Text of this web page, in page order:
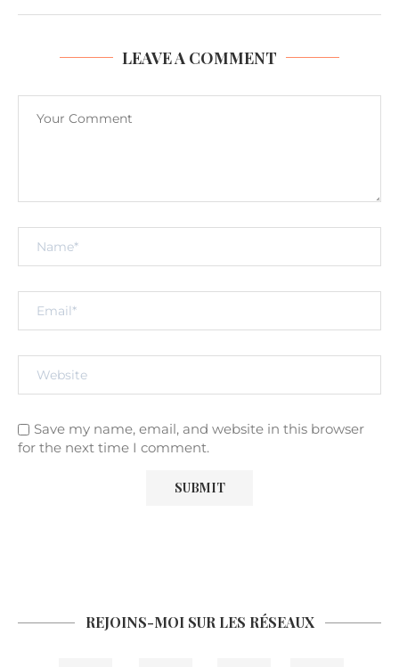
LEAVE A COMMENT
Save my name, email, and website in this browser
for the next time I comment.
REJOINS-MOI SUR LES RÉSEAUX